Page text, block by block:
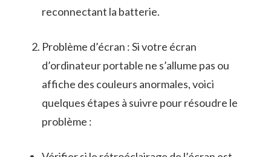
reconnectant⁤ la batterie.
Problème d’écran : Si votre écran
d’ordinateur portable ne s’allume pas ⁢ou
affiche des couleurs anormales, voici
quelques étapes à suivre pour résoudre le
problème :